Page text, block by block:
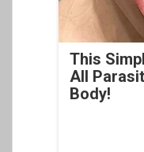
This
All
Body!